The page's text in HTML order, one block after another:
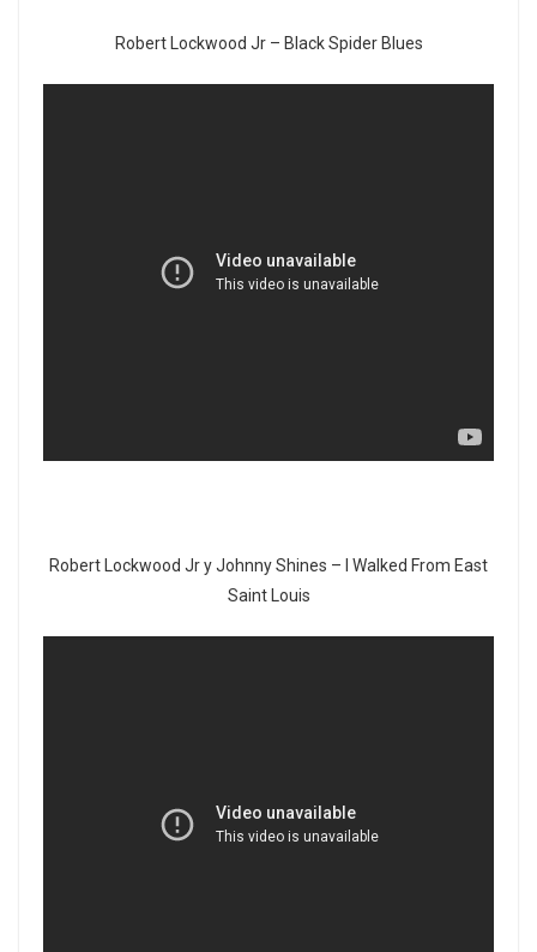
Robert Lockwood Jr – Black Spider Blues
Robert Lockwood Jr y Johnny Shines – I Walked From East
Saint Louis